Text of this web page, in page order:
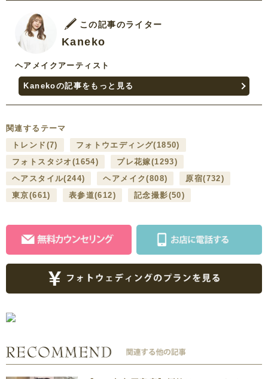
この記事のライター
Kaneko
ヘアメイクアーティスト
Kanekoの記事をもっと見る
関連するテーマ
トレンド (7) フォトウエディング(1850)
フォトスタジオ (1654) プレ花嫁(1293)
ヘアスタイル(244) ヘアメイク(808) 原宿(732)
東京(661) 表参道(612) 記念撮影(50)